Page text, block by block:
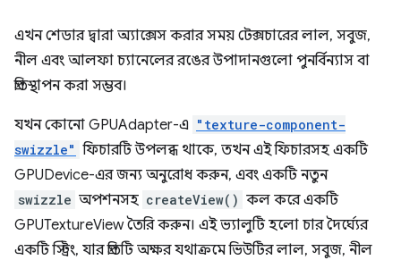
এখন শেডার দ্বারা অ্যাক্সেস করার সময় টেক্সচারের লাল, সবুজ,
নীল এবং আলফা চ্যানেলের রঙের উপাদানগুলো পুনর্বিন্যাস বা
প্রতিস্থাপন করা সম্ভব।
যখন কোনো GPUAdapter-এ "texture-component-
swizzle" ফিচারটি উপলব্ধ থাকে, তখন এই ফিচারসহ একটি
GPUDevice-এর জন্য অনুরোধ করুন, এবং একটি নতুন
swizzle অপশনসহ createView() কল করে একটি
GPUTextureView তৈরি করুন। এই ভ্যালুটি হলো চার দৈর্ঘ্যের
একটি স্ট্রিং, যার প্রতিটি অক্ষর যথাক্রমে ভিউটির লাল, সবুজ, নীল